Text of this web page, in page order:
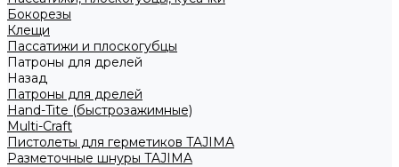
Бокорезы
Клещи
Пассатижи и плоскогубцы
Патроны для дрелей
Назад
Патроны для дрелей
Hand-Tite (быстрозажимные)
Multi-Craft
Пистолеты для герметиков TAJIMA
Разметочные шнуры TAJIMA